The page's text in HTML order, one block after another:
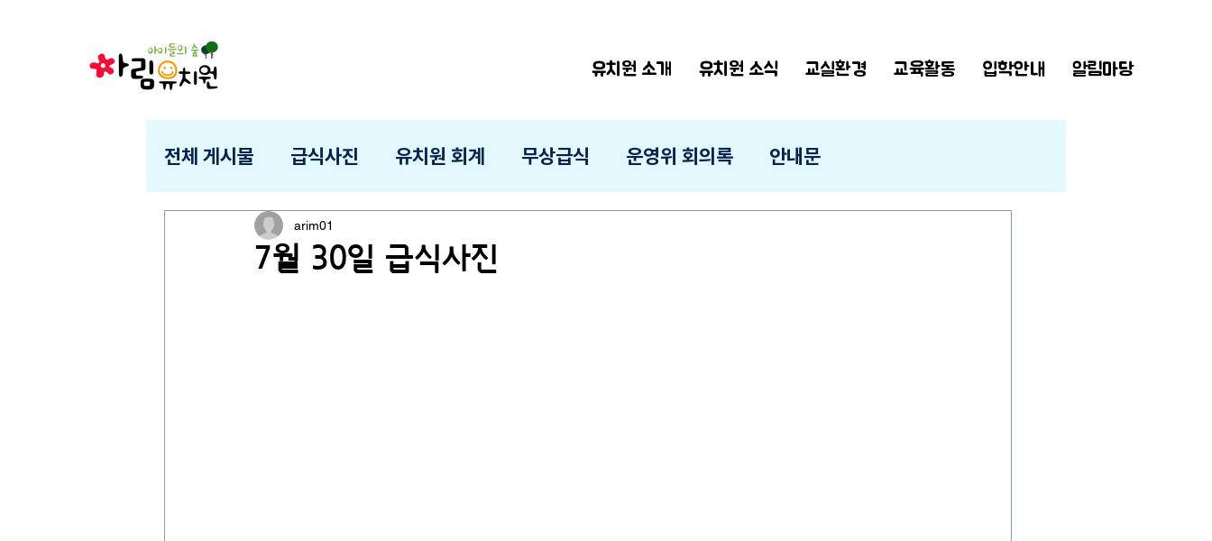
유치원 소개 유치원 소식 교실환경 교육활동 입학안내 알림마당
전체 게시물 급식사진 유치원 회계 무상급식 운영위 회의록 안내문
7월 30일 급식사진
arim01